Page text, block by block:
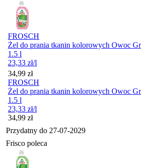
FROSCH
Żel do prania tkanin kolorowych Owoc
1.5 l
23,33 zł/l
Cena
34,99 zł
FROSCH
Żel do prania tkanin kolorowych Owoc
1.5 l
23,33 zł/l
Cena
34,99 zł
Przydatny do 27-07-2029
Frisco poleca